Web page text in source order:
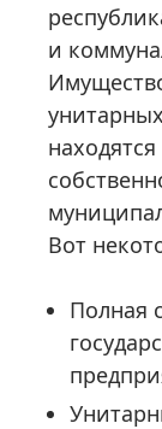
и
Вот
Полная